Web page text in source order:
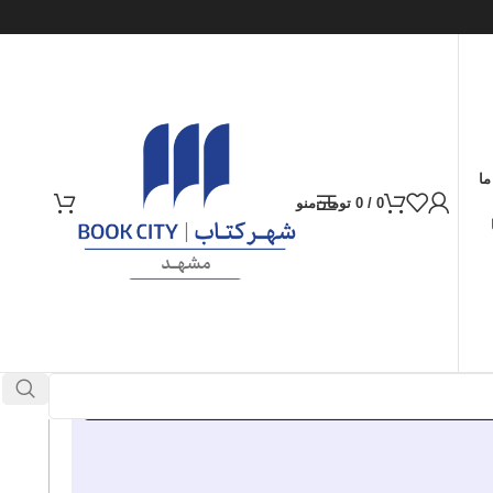
0
/
0 تومانمنو